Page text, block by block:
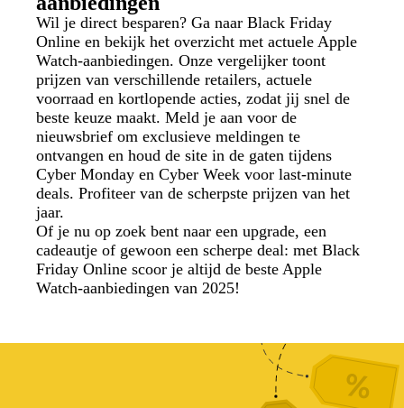
Wil je direct besparen? Ga naar Black Friday
Online en bekijk het overzicht met actuele Apple
Watch-aanbiedingen. Onze vergelijker toont
prijzen van verschillende retailers, actuele
voorraad en kortlopende acties, zodat jij snel de
beste keuze maakt. Meld je aan voor de
nieuwsbrief om exclusieve meldingen te
ontvangen en houd de site in de gaten tijdens
Cyber Monday en Cyber Week voor last-minute
deals. Profiteer van de scherpste prijzen van het
jaar.
Of je nu op zoek bent naar een upgrade, een
cadeautje of gewoon een scherpe deal: met Black
Friday Online scoor je altijd de beste Apple
Watch-aanbiedingen van 2025!